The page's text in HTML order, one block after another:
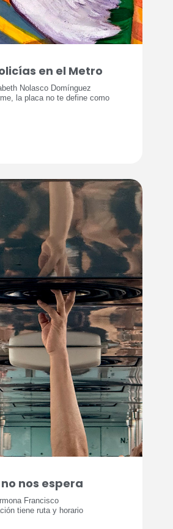
en el Metro
Nolasco Domínguez
la placa no te define como
nos espera
Francisco
tiene ruta y horario